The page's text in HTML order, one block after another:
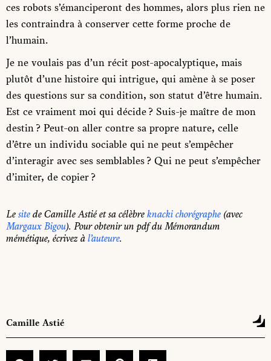
ces robots s’émanciperont des hommes, alors plus rien ne
les contraindra à conserver cette forme proche de
l’humain.
Je ne voulais pas d’un récit post-apocalyptique, mais
plutôt d’une histoire qui intrigue, qui amène à se poser
des questions sur sa condition, son statut d’être humain.
Est ce vraiment moi qui décide ? Suis-je maître de mon
destin ? Peut-on aller contre sa propre nature, celle
d’être un individu sociable qui ne peut s’empêcher
d’interagir avec ses semblables ? Qui ne peut s’empêcher
d’imiter, de copier ?
Lesitede Camille Astié et sa célèbreknacki chorégraphe (avec
Margaux Bigou). Pour obtenir un pdf duMémorandum
mémétique, écrivez àl’auteure.
Camille Astié